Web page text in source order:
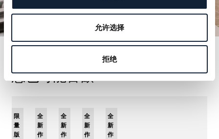
允许选择
拒绝
您也可能喜歡
限
量
版
全
新
作
全
新
作
全
新
作
全
新
作